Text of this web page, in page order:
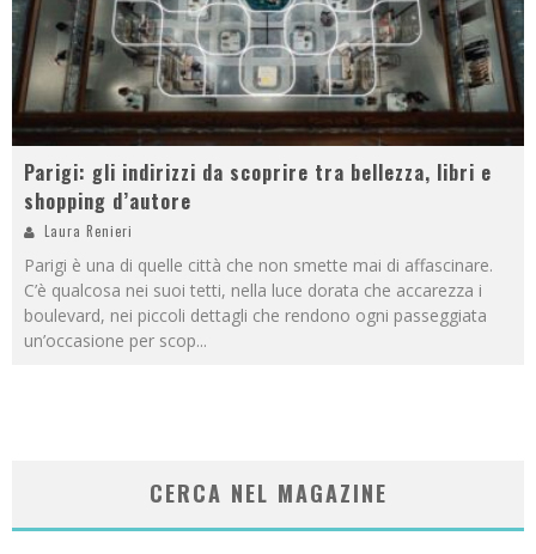
Parigi: gli indirizzi da scoprire tra bellezza, libri e
shopping d’autore
Laura Renieri
Parigi è una di quelle città che non smette mai di affascinare.
C’è qualcosa nei suoi tetti, nella luce dorata che accarezza i
boulevard, nei piccoli dettagli che rendono ogni passeggiata
un’occasione per scop...
CERCA NEL MAGAZINE